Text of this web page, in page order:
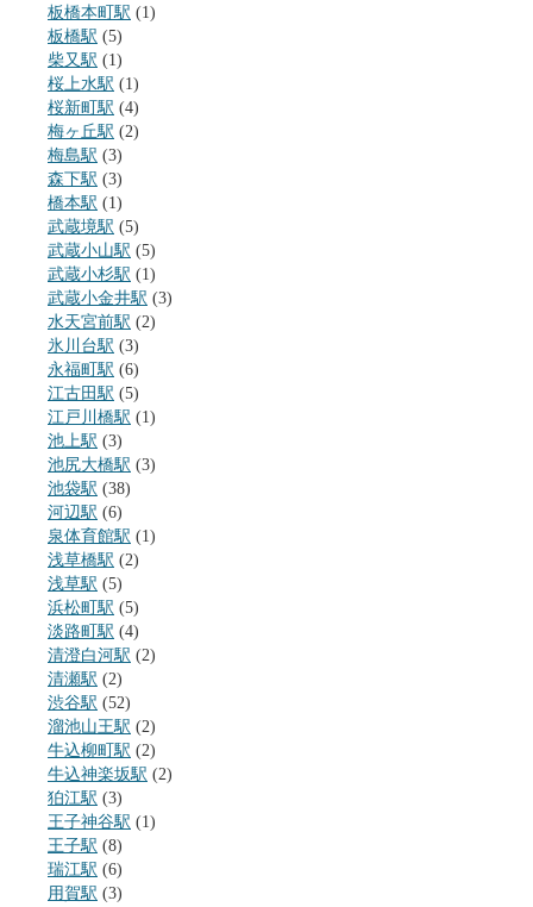
板橋本町駅 (1)
板橋駅 (5)
柴又駅 (1)
桜上水駅 (1)
桜新町駅 (4)
梅ヶ丘駅 (2)
梅島駅 (3)
森下駅 (3)
橋本駅 (1)
武蔵境駅 (5)
武蔵小山駅 (5)
武蔵小杉駅 (1)
武蔵小金井駅 (3)
水天宮前駅 (2)
氷川台駅 (3)
永福町駅 (6)
江古田駅 (5)
江戸川橋駅 (1)
池上駅 (3)
池尻大橋駅 (3)
池袋駅 (38)
河辺駅 (6)
泉体育館駅 (1)
浅草橋駅 (2)
浅草駅 (5)
浜松町駅 (5)
淡路町駅 (4)
清澄白河駅 (2)
清瀬駅 (2)
渋谷駅 (52)
溜池山王駅 (2)
牛込柳町駅 (2)
牛込神楽坂駅 (2)
狛江駅 (3)
王子神谷駅 (1)
王子駅 (8)
瑞江駅 (6)
用賀駅 (3)